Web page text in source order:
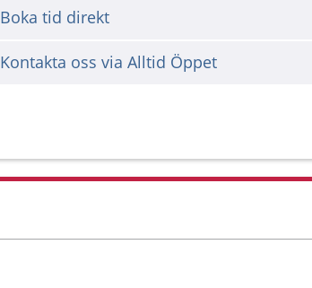
Boka tid direkt
Kontakta oss via Alltid Öppet